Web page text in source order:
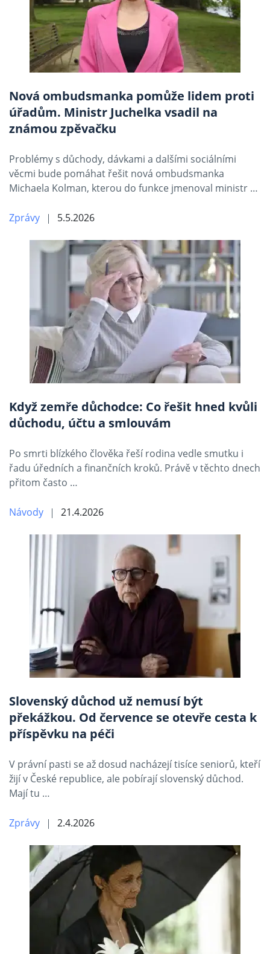
Nová ombudsmanka pomůže lidem proti
úřadům. Ministr Juchelka vsadil na
známou zpěvačku
Problémy s důchody, dávkami a dalšími sociálními
věcmi bude pomáhat řešit nová ombudsmanka
Michaela Kolman, kterou do funkce jmenoval ministr …
Zprávy 5.5.2026
Když zemře důchodce: Co řešit hned kvůli
důchodu, účtu a smlouvám
Po smrti blízkého člověka řeší rodina vedle smutku i
řadu úředních a finančních kroků. Právě v těchto dnech
přitom často …
Návody 21.4.2026
Slovenský důchod už nemusí být
překážkou. Od července se otevře cesta k
příspěvku na péči
V právní pasti se až dosud nacházejí tisíce seniorů, kteří
žijí v České republice, ale pobírají slovenský důchod.
Mají tu …
Zprávy 2.4.2026